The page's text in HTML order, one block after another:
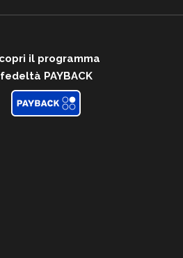
il programma
fedeltà PAYBACK